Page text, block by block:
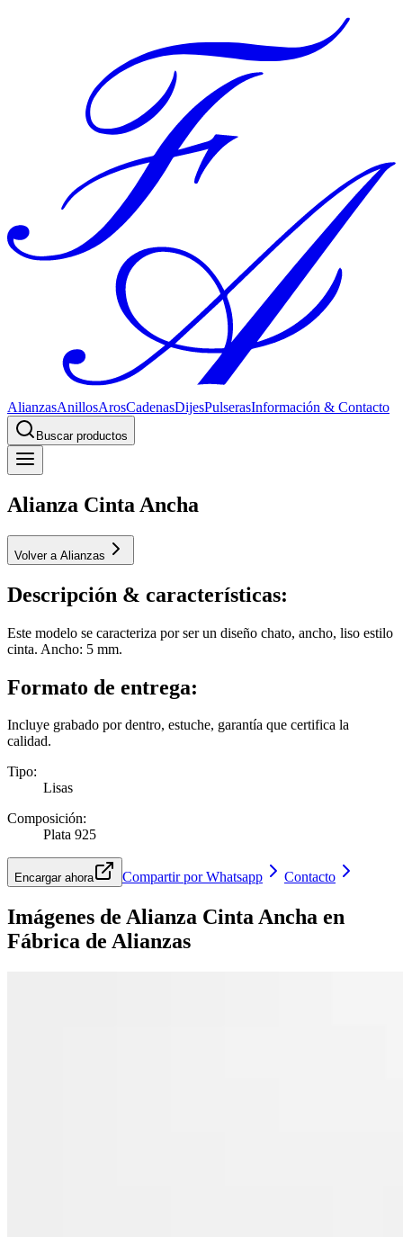
AlianzasAnillosArosCadenasDijesPulserasInformación & Contacto
Buscar productos
Alianza Cinta Ancha
Volver a Alianzas
Descripción & características:
Este modelo se caracteriza por ser un diseño chato, ancho, liso estilo
cinta. Ancho: 5 mm.
Formato de entrega:
Incluye grabado por dentro, estuche, garantía que certifica la
calidad.
Tipo:
Lisas
Composición:
Plata 925
Encargar ahora Compartir por Whatsapp Contacto
Imágenes de Alianza Cinta Ancha en
Fábrica de Alianzas